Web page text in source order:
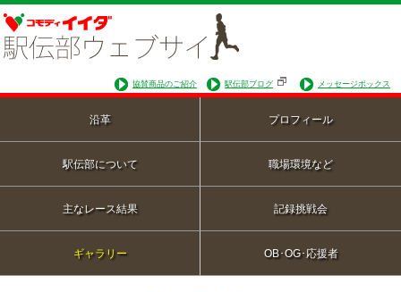
協賛商品のご紹介 駅伝部ブログ メッセージボックス
沿革 プロフィール
駅伝部について 職場環境など
主なレース結果 記録挑戦会
ギャラリー OB･OG･応援者